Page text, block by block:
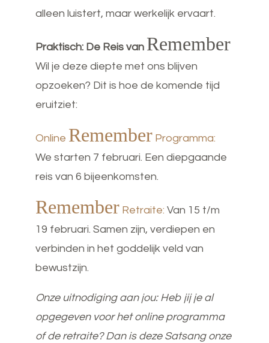
alleen luistert, maar werkelijk ervaart.
Praktisch: De Reis van Remember
Wil je deze diepte met ons blijven
opzoeken? Dit is hoe de komende tijd
eruitziet:
Online Remember Programma:
We starten 7 februari. Een diepgaande
reis van 6 bijeenkomsten.
Remember Retraite: Van 15 t/m
19 februari. Samen zijn, verdiepen en
verbinden in het goddelijk veld van
bewustzijn.
Onze uitnodiging aan jou: Heb jij je al
opgegeven voor het online programma
of de retraite? Dan is deze Satsang onze